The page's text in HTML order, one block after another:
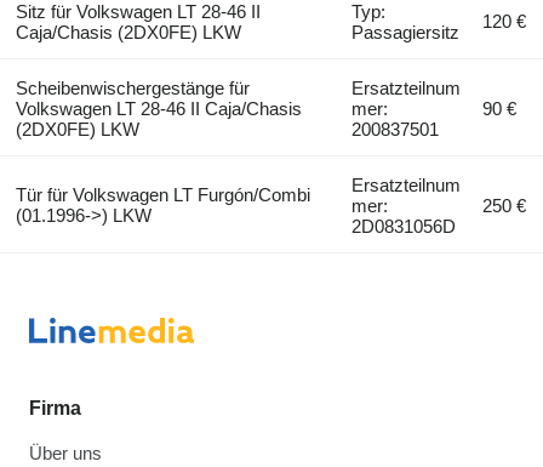
Sitz für Volkswagen LT 28-46 II
Caja/Chasis (2DX0FE) LKW
Typ:
Passagiersitz
120 €
Scheibenwischergestänge für
Volkswagen LT 28-46 II Caja/Chasis
(2DX0FE) LKW
Ersatzteilnum
mer:
200837501
90 €
Tür für Volkswagen LT Furgón/Combi
(01.1996->) LKW
Ersatzteilnum
mer:
2D0831056D
250 €
Firma
Über uns